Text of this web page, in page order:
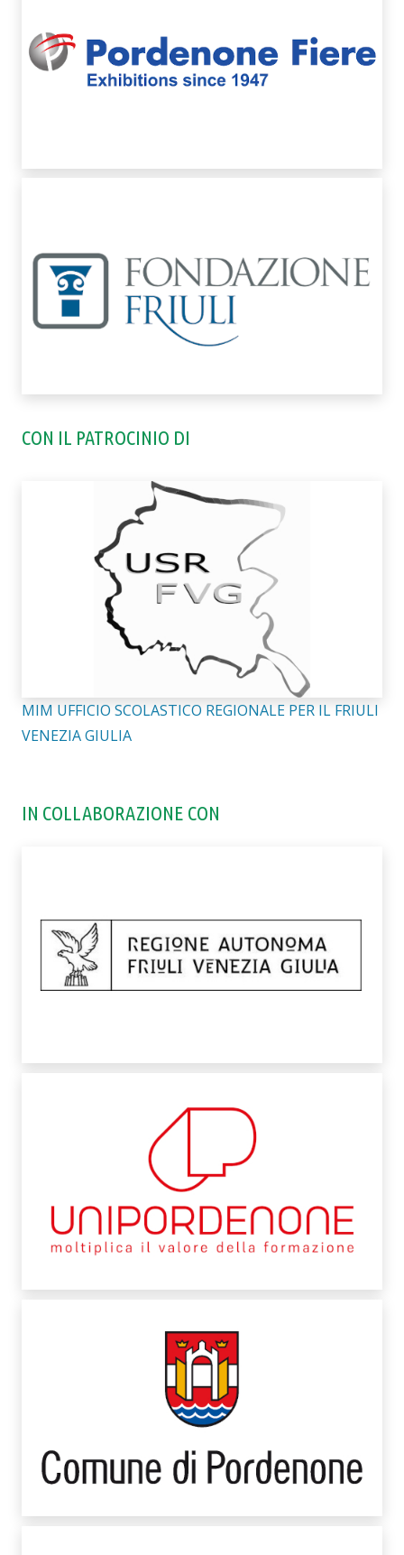
CON IL PATROCINIO DI
MIM UFFICIO SCOLASTICO REGIONALE PER IL FRIULI
VENEZIA GIULIA
IN COLLABORAZIONE CON